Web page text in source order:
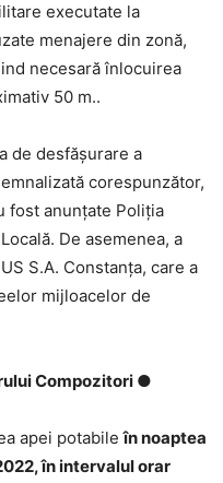
executate la
menajere din zonă,
necesară înlocuirea
50 m..
de desfășurare a
corespunzător,
fost anunțate Poliția
De asemenea, a
S.A. Constanța, care a
mijloacelor de
Compozitori ●
apei potabileîn noaptea
în intervalul orar